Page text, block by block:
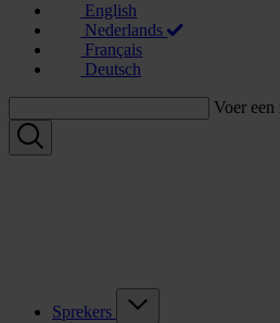
English
Nederlands
Français
Deutsch
Voer een
Sprekers